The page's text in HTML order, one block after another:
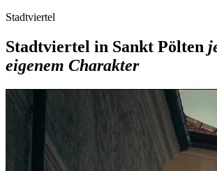
Stadtviertel
Stadtviertel in Sankt Pölten
eigenem Charakter